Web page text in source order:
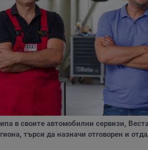
в своите автомобилни сервизи,
търси да назначи отговорен и